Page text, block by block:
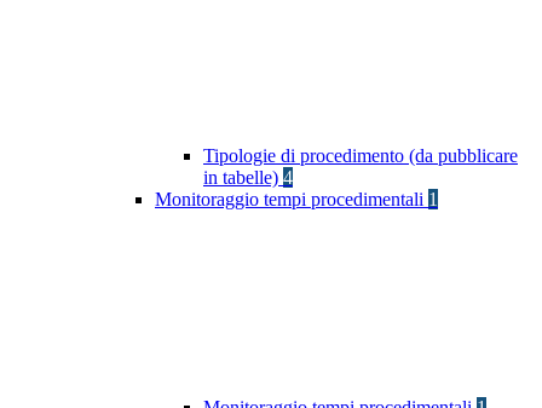
Tipologie di procedimento (da pubblicare
in tabelle) 4
Monitoraggio tempi procedimentali 1